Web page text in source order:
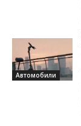
Автомобили